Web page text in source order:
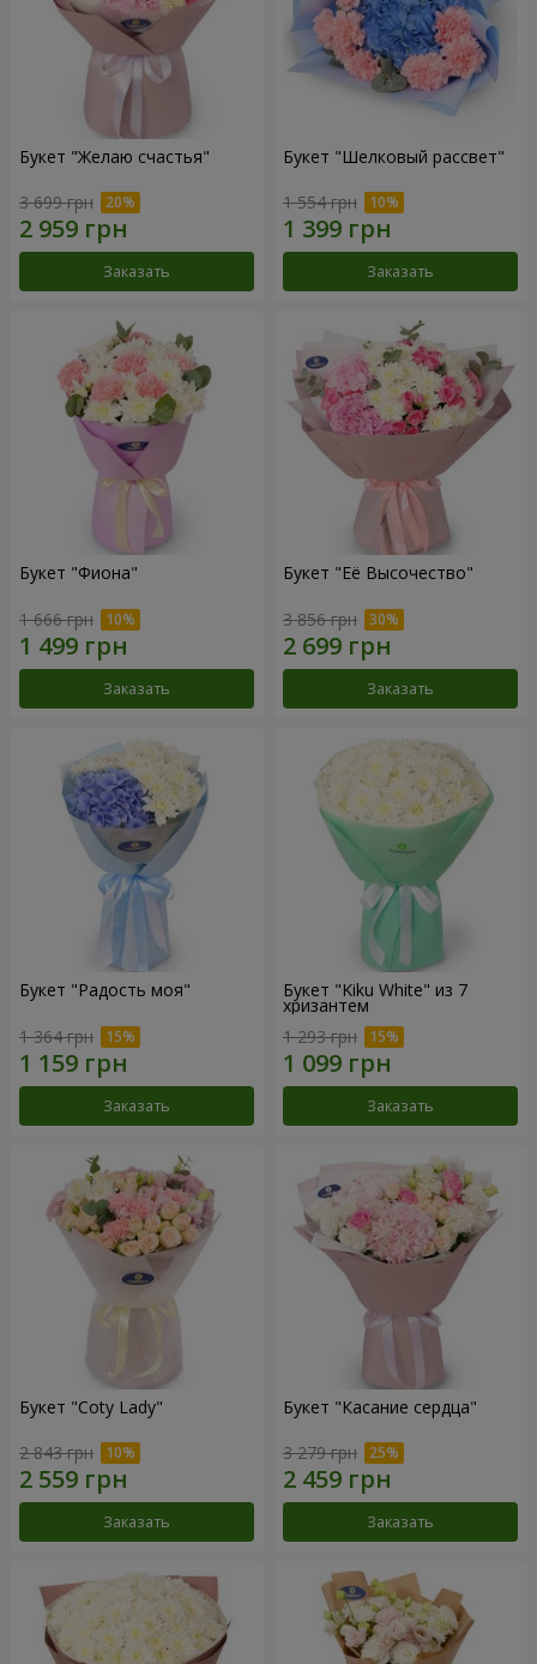
Букет "Желаю счастья"
3 699 грн
Заказать
Букет "Шелковый рассвет"
1 554 грн
Заказать
Букет "Фиона"
1 666 грн
Заказать
Букет "Её Высочество"
3 856 грн
Заказать
Букет "Радость моя"
1 364 грн
Заказать
Букет "Kiku White" из 7
хризантем
1 293 грн
Заказать
Букет "Coty Lady"
2 843 грн
Заказать
Букет "Касание сердца"
3 279 грн
Заказать